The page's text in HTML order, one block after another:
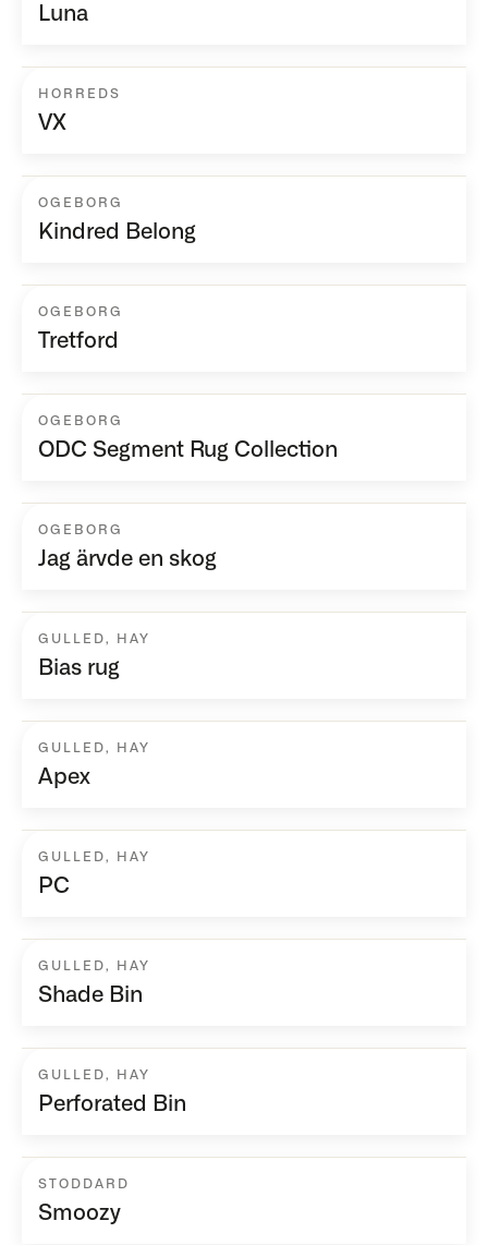
Luna
HORREDS
VX
OGEBORG
Kindred Belong
OGEBORG
Tretford
OGEBORG
ODC Segment Rug Collection
OGEBORG
Jag ärvde en skog
GULLED, HAY
Bias rug
GULLED, HAY
Apex
GULLED, HAY
PC
GULLED, HAY
Shade Bin
GULLED, HAY
Perforated Bin
STODDARD
Smoozy